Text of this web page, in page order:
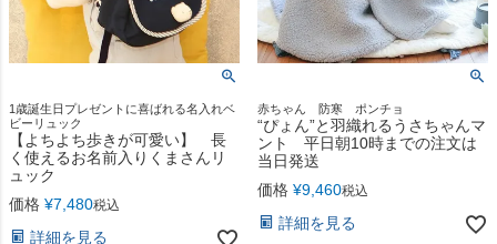
1歳誕生日プレゼントに喜ばれる名入れベ
ビーリュック
【よちよち歩きが可愛い】 長
く使えるお名前入りくまさんリ
ュック
価格 ¥7,480税込
詳細を見る
赤ちゃん 防寒 ポンチョ
“ぴょん”と羽織れるうさちゃんマ
ント 平日朝10時までの注文は
当日発送
価格 ¥9,460税込
詳細を見る